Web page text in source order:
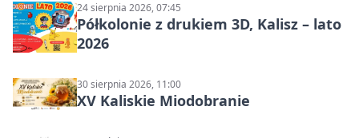
24 sierpnia 2026, 07:45
Półkolonie z drukiem 3D, Kalisz – lato
2026
30 sierpnia 2026, 11:00
XV Kaliskie Miodobranie